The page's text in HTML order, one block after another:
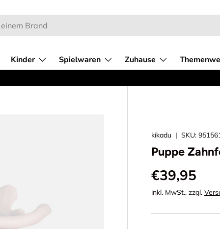
Kinder Spielwaren Zuhause
kikadu | SKU:
Puppe
€39,95
inkl. MwSt., zzgl.